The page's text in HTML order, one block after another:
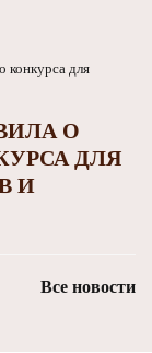
О
ДЛЯ
И
Все новости